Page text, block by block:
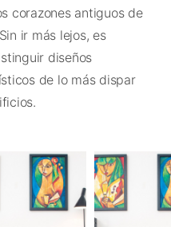
corazones antiguos de
ir más lejos, es
diseños
de lo más dispar